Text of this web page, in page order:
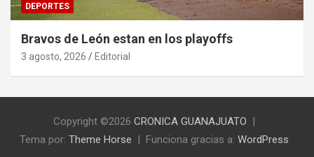
DEPORTES
Bravos de León estan en los playoffs
3 agosto, 2026 Editorial
Copyright ©2026 CRONICA GUANAJUATO
Tema por: Theme Horse Funciona gracias a: WordPress